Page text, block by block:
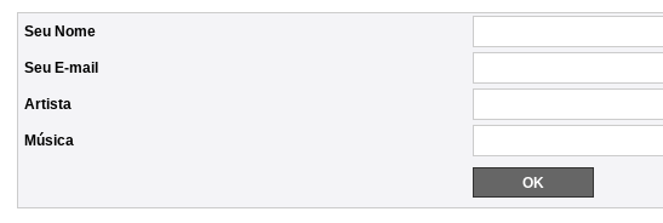
Seu Nome
Seu E-mail
Artista
Música